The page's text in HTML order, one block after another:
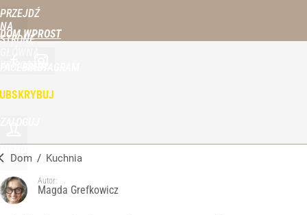
PRZEJDŹ
NA
STRONĘ
DOM WPROST
Dom / Kuchnia
Autor:
Magda Grefkowicz